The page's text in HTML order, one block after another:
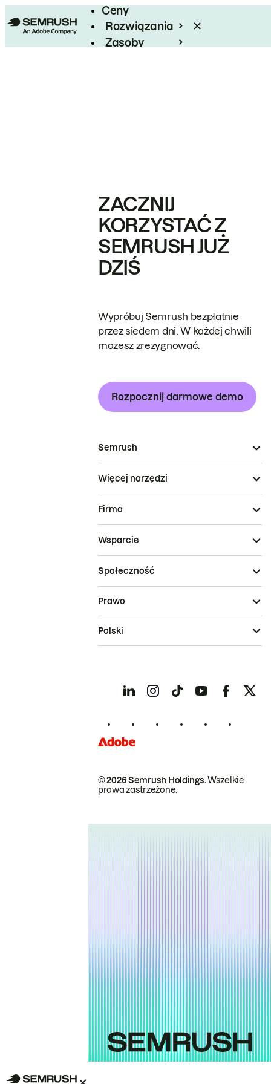
Ceny
Rozwiązania
Zasoby
ZACZNIJ
KORZYSTAĆ Z
SEMRUSH JUŻ
DZIŚ
Wypróbuj Semrush bezpłatnie
przez siedem dni. W każdej chwili
możesz zrezygnować.
Rozpocznij darmowe demo
Semrush
Więcej narzędzi
Firma
Wsparcie
Społeczność
© 2026 Semrush Holdings.Wszelkie
prawa zastrzeżone.
Prawo
Polski